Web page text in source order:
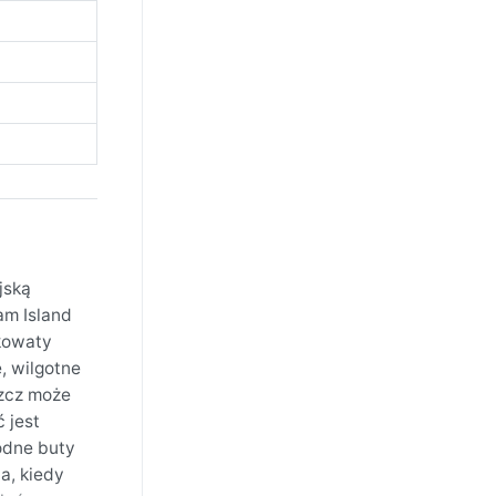
Island
wilgotne
może
jest
buty
kiedy